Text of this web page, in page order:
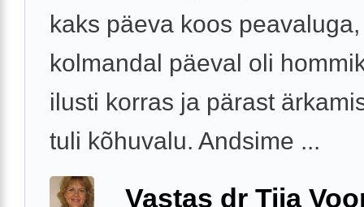
kaks päeva koos peavaluga,
kolmandal päeval oli
ilusti korras ja pärast
tuli kõhuvalu. Andsime ...
Vastas dr Tiia